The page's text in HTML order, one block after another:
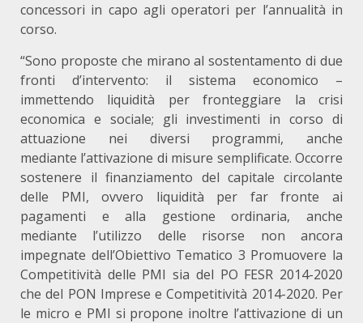
concessori in capo agli operatori per l’annualità in
corso.
“Sono proposte che mirano al sostentamento di due
fronti d’intervento: il sistema economico –
immettendo liquidità per fronteggiare la crisi
economica e sociale; gli investimenti in corso di
attuazione nei diversi programmi, anche
mediante l’attivazione di misure semplificate. Occorre
sostenere il finanziamento del capitale circolante
delle PMI, ovvero liquidità per far fronte ai
pagamenti e alla gestione ordinaria, anche
mediante l’utilizzo delle risorse non ancora
impegnate dell’Obiettivo Tematico 3 Promuovere la
Competitività delle PMI sia del PO FESR 2014-2020
che del PON Imprese e Competitività 2014-2020. Per
le micro e PMI si propone inoltre l’attivazione di un